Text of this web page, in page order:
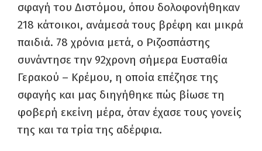
σφαγή του Διστόμου, όπου δολοφονήθηκαν
218 κάτοικοι, ανάμεσά τους βρέφη και μικρά
παιδιά. 78 χρόνια μετά, ο Ριζοσπάστης
συνάντησε την 92χρονη σήμερα Ευσταθία
Γερακού – Κρέμου, η οποία επέζησε της
σφαγής και μας διηγήθηκε πώς βίωσε τη
φοβερή εκείνη μέρα, όταν έχασε τους γονείς
της και τα τρία της αδέρφια.